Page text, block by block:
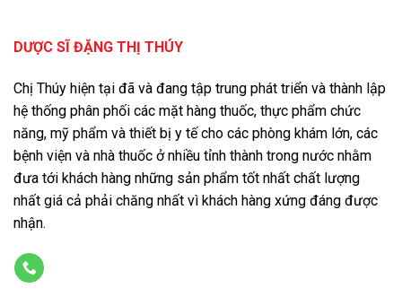
DƯỢC SĨ ĐẶNG THỊ THÚY
Chị Thúy hiện tại đã và đang tập trung phát triển và thành lập
hệ thống phân phối các mặt hàng thuốc, thực phẩm chức
năng, mỹ phẩm và thiết bị y tế cho các phòng khám lớn, các
bệnh viện và nhà thuốc ở nhiều tỉnh thành trong nước nhằm
đưa tới khách hàng những sản phẩm tốt nhất chất lượng
nhất giá cả phải chăng nhất vì khách hàng xứng đáng được
nhận.